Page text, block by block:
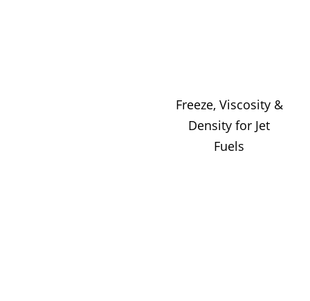
Freeze, Viscosity &
Density for Jet
Fuels